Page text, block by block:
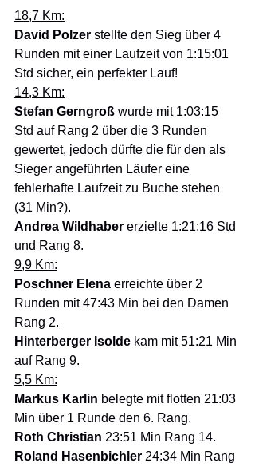
18,7 Km:
David Polzer stellte den Sieg über 4
Runden mit einer Laufzeit von 1:15:01
Std sicher, ein perfekter Lauf!
14,3 Km:
Stefan Gerngroß wurde mit 1:03:15
Std auf Rang 2 über die 3 Runden
gewertet, jedoch dürfte die für den als
Sieger angeführten Läufer eine
fehlerhafte Laufzeit zu Buche stehen
(31 Min?).
Andrea Wildhaber erzielte 1:21:16 Std
und Rang 8.
9,9 Km:
Poschner Elena erreichte über 2
Runden mit 47:43 Min bei den Damen
Rang 2.
Hinterberger Isolde kam mit 51:21 Min
auf Rang 9.
5,5 Km:
Markus Karlin belegte mit flotten 21:03
Min über 1 Runde den 6. Rang.
Roth Christian 23:51 Min Rang 14.
Roland Hasenbichler 24:34 Min Rang